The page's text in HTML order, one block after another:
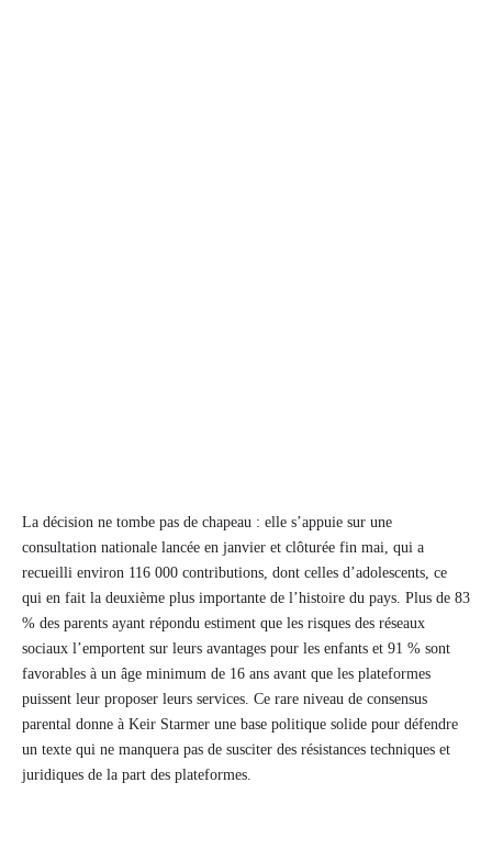
La décision ne tombe pas de chapeau : elle s’appuie sur une
consultation nationale lancée en janvier et clôturée fin mai, qui a
recueilli environ 116 000 contributions, dont celles d’adolescents, ce
qui en fait la deuxième plus importante de l’histoire du pays. Plus de 83
% des parents ayant répondu estiment que les risques des réseaux
sociaux l’emportent sur leurs avantages pour les enfants et 91 % sont
favorables à un âge minimum de 16 ans avant que les plateformes
puissent leur proposer leurs services. Ce rare niveau de consensus
parental donne à Keir Starmer une base politique solide pour défendre
un texte qui ne manquera pas de susciter des résistances techniques et
juridiques de la part des plateformes.